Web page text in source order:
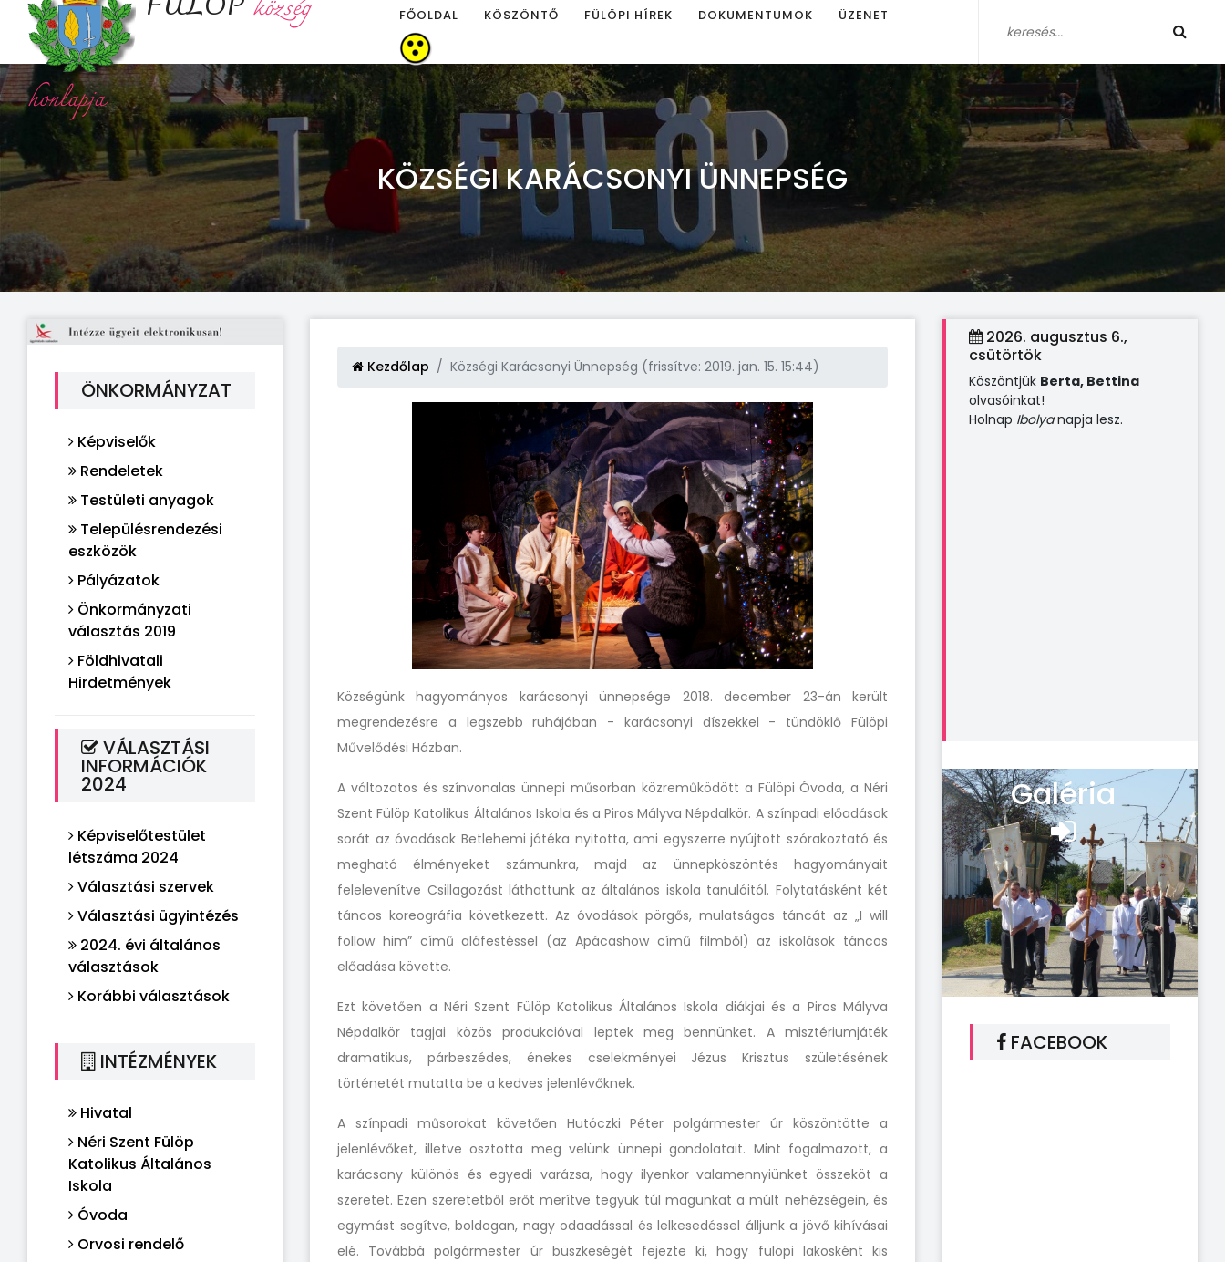
község
honlapja
FŐOLDAL KÖSZÖNTŐ FÜLÖPI HÍREK DOKUMENTUMOK ÜZENET
KÖZSÉGI KARÁCSONYI ÜNNEPSÉG
ÖNKORMÁNYZAT
Képviselők
Rendeletek
Testületi anyagok
Településrendezési
eszközök
Pályázatok
Önkormányzati
választás 2019
Földhivatali
Hirdetmények
VÁLASZTÁSI
INFORMÁCIÓK
2024
Képviselőtestület
létszáma 2024
Választási szervek
Választási ügyintézés
2024. évi általános
választások
Korábbi választások
INTÉZMÉNYEK
Hivatal
Néri Szent Fülöp
Katolikus Általános
Iskola
Óvoda
Orvosi rendelő
Kezdőlap Községi Karácsonyi Ünnepség (frissítve: 2019. jan. 15. 15:44)
Községünk hagyományos karácsonyi ünnepsége 2018. december 23-án került
megrendezésre a legszebb ruhájában - karácsonyi díszekkel - tündöklő Fülöpi
Művelődési Házban.
A változatos és színvonalas ünnepi műsorban közreműködött a Fülöpi Óvoda, a Néri
Szent Fülöp Katolikus Általános Iskola és a Piros Mályva Népdalkör. A színpadi előadások
sorát az óvodások Betlehemi játéka nyitotta, ami egyszerre nyújtott szórakoztató és
megható élményeket számunkra, majd az ünnepköszöntés hagyományait
felelevenítve Csillagozást láthattunk az általános iskola tanulóitól. Folytatásként két
táncos koreográfia következett. Az óvodások pörgős, mulatságos táncát az „I will
follow him” című aláfestéssel (az Apácashow című filmből) az iskolások táncos
előadása követte.
Ezt követően a Néri Szent Fülöp Katolikus Általános Iskola diákjai és a Piros Mályva
Népdalkör tagjai közös produkcióval leptek meg bennünket. A misztériumjáték
dramatikus, párbeszédes, énekes cselekményei Jézus Krisztus születésének
történetét mutatta be a kedves jelenlévőknek.
A színpadi műsorokat követően Hutóczki Péter polgármester úr köszöntötte a
jelenlévőket, illetve osztotta meg velünk ünnepi gondolatait. Mint fogalmazott, a
karácsony különös és egyedi varázsa, hogy ilyenkor valamennyiünket összeköt a
szeretet. Ezen szeretetből erőt merítve tegyük túl magunkat a múlt nehézségein, és
egymást segítve, boldogan, nagy odaadással és lelkesedéssel álljunk a jövő kihívásai
elé. Továbbá polgármester úr büszkeségét fejezte ki, hogy fülöpi lakosként kis
2026. augusztus 6.,
csütörtök
Köszöntjük Berta, Bettina
olvasóinkat!
Holnap Ibolyanapja lesz.
Galéria
FACEBOOK